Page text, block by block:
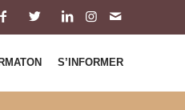
S’INFORMER